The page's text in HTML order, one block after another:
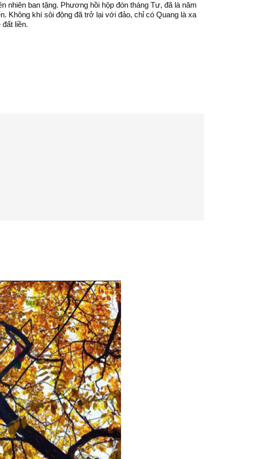
nhiên ban tặng. Phương hồi hộp đón tháng Tư, đã là năm
Không khí sôi động đã trở lại với đảo, chỉ có Quang là xa
liền.